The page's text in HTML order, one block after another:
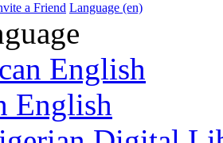
a Friend Language (en)
English
English